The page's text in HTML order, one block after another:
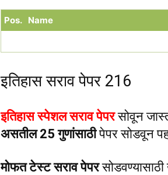
Pos. Name
इतिहास सराव पेपर 216
इतिहास स्पेशल सराव पेपरसोवून
असतील 25 गुणांसाठीपेपर सोडवून
मोफत टेस्ट सराव पेपर